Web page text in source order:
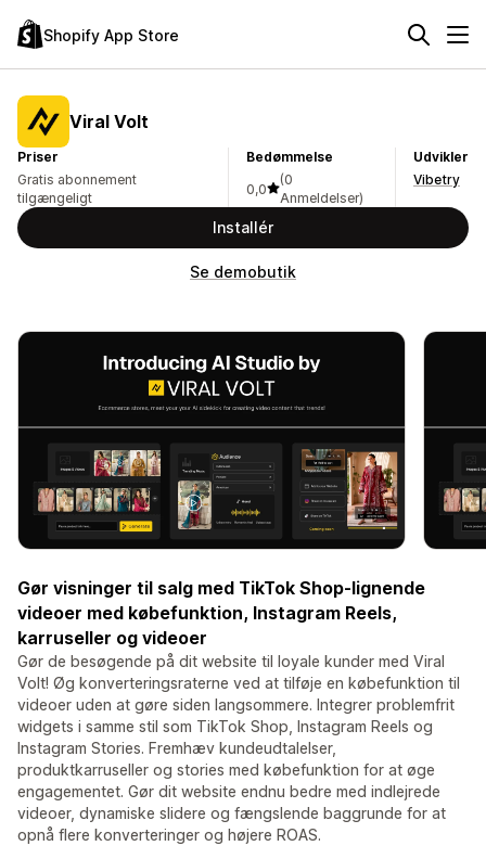
Shopify App Store
Viral Volt
Priser
Gratis abonnement
tilgængeligt
Bedømmelse
0,0
(0
Anmeldelser)
Udvikler
Vibetry
Installér
Se demobutik
Gør visninger til salg med TikTok Shop-lignende
videoer med købefunktion, Instagram Reels,
karruseller og videoer
Gør de besøgende på dit website til loyale kunder med Viral
Volt! Øg konverteringsraterne ved at tilføje en købefunktion til
videoer uden at gøre siden langsommere. Integrer problemfrit
widgets i samme stil som TikTok Shop, Instagram Reels og
Instagram Stories. Fremhæv kundeudtalelser,
produktkarruseller og stories med købefunktion for at øge
engagementet. Gør dit website endnu bedre med indlejrede
videoer, dynamiske slidere og fængslende baggrunde for at
opnå flere konverteringer og højere ROAS.